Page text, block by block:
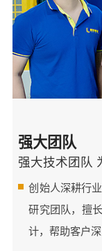
强大团队
强大技术团队
创始人深耕行
研究团队，擅
计，帮助客户